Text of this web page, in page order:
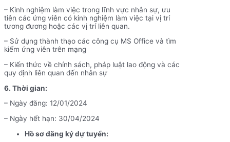
– Kinh nghiệm làm việc trong lĩnh vực nhân sự, ưu
tiên các ứng viên có kinh nghiệm làm việc tại vị trí
tương đương hoặc các vị trí liên quan.
– Sử dụng thành thạo các công cụ MS Office và tìm
kiếm ứng viên trên mạng
– Kiến thức về chính sách, pháp luật lao động và các
quy định liên quan đến nhân sự
6. Thời gian:
– Ngày đăng: 12/01/2024
– Ngày hết hạn: 30/04/2024
Hồ sơ đăng ký dự tuyển: